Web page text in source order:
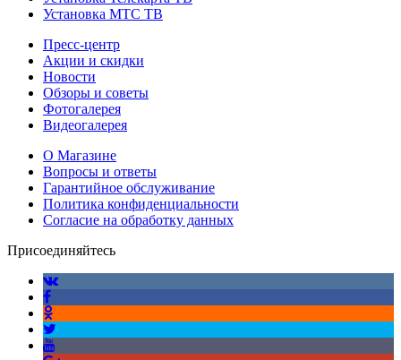
Установка МТС ТВ
Пресс-центр
Акции и скидки
Новости
Обзоры и советы
Фотогалерея
Видеогалерея
О Магазине
Вопросы и ответы
Гарантийное обслуживание
Политика конфиденциальности
Согласие на обработку данных
Присоединяйтесь